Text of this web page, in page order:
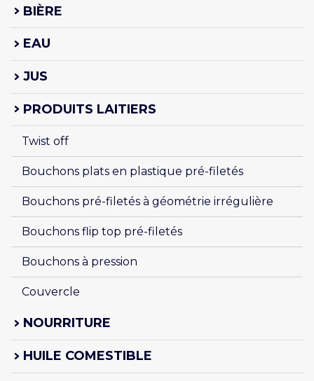
BIÈRE
EAU
JUS
PRODUITS LAITIERS
Twist off
Bouchons plats en plastique pré-filetés
Bouchons pré-filetés à géométrie irrégulière
Bouchons flip top pré-filetés
Bouchons à pression
Couvercle
NOURRITURE
HUILE COMESTIBLE